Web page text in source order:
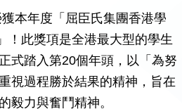
本年度「屈臣氏集團香港學
！此獎項是全港最大型的學生
式踏入第20個年頭，以「為努
視過程勝於結果的精神，旨在
毅力與奮鬥精神。